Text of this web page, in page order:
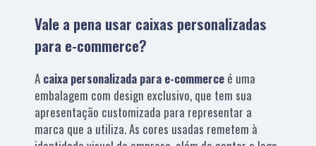
Vale a pena usar caixas personalizadas
para e-commerce?
A caixa personalizada para e-commerce é uma
embalagem com design exclusivo, que tem sua
apresentação customizada para representar a
marca que a utiliza. As cores usadas remetem à